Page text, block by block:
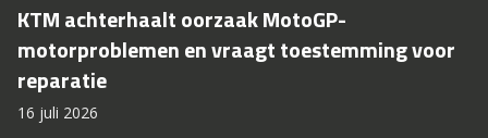
KTM achterhaalt oorzaak MotoGP-
motorproblemen en vraagt toestemming voor
reparatie
16 juli 2026